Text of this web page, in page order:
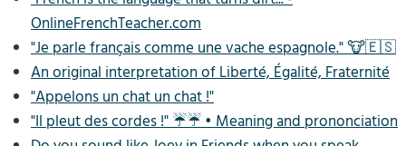
OnlineFrenchTeacher.com
"Je parle français comme une vache espagnole." 🐮🇪🇸
An original interpretation of Liberté, Égalité, Fraternité
"Appelons un chat un chat !"
"Il pleut des cordes !" ☔️☔️ • Meaning and prononciation